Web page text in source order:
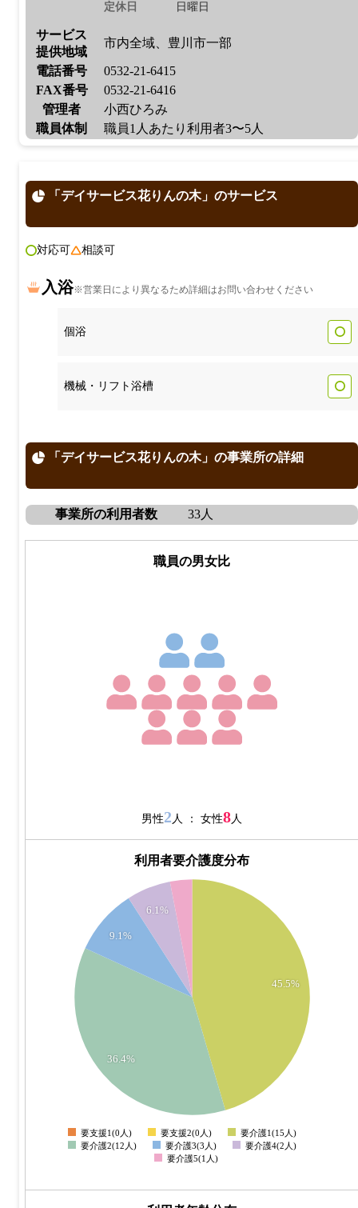
定休日
日曜日
サービス
提供地域
市内全域、豊川市一部
電話番号
0532-21-6415
FAX番号
0532-21-6416
管理者
小西ひろみ
職員体制
職員1人あたり利用者3〜5人
「デイサービス花りんの木」のサービス
対応可 相談可
入浴※営業日により異なるため詳細はお問い合わせください
個浴
機械・リフト浴槽
「デイサービス花りんの木」の事業所の詳細
事業所の利用者数 33人
職員の男女比
男性2 人 ： 女性8 人
利用者要介護度分布
45.5%
36.4%
9.1%
6.1%
0
要支援1(0人) 要支援2(0人)
要介護1(15人)
要介護2(12人)
要介護3(3人)
要介護4(2人)
要介護5(1人)